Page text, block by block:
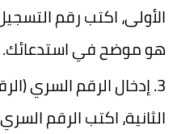
الأولى، اكتب رقم
هو موضح في استدعائك.
إدخال الرقم السري
الثانية، اكتب الرقم